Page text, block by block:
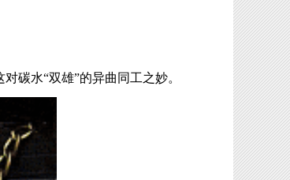
碳水“双雄”的异曲同工之妙。